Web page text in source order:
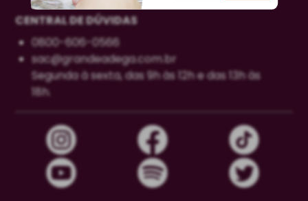
CENTRAL DE DÚVIDAS
0800-606-0566
sac@grandeadega.com.br
Segunda à sexta, das 9h às 12h e das 13h às
18h.